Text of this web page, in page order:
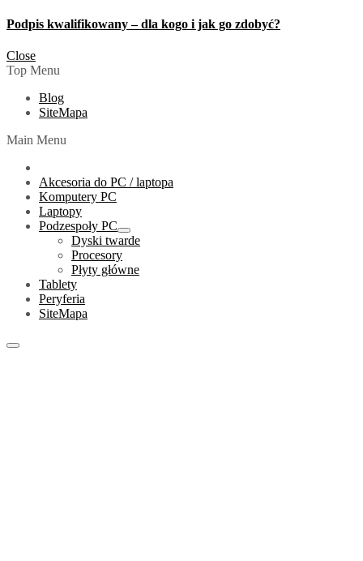
Podpis kwalifikowany – dla kogo i jak go zdobyć?
Close
Top Menu
Blog
SiteMapa
Main Menu
Akcesoria do PC / laptopa
Komputery PC
Laptopy
Podzespoły PC
Show
sub
Dyski twarde
Procesory
Płyty główne
Tablety
Peryferia
SiteMapa